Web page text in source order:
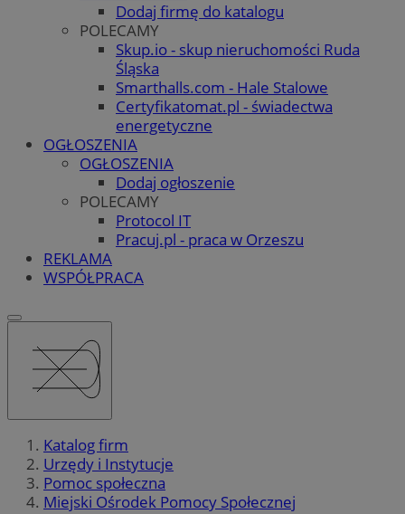
Dodaj firmę do katalogu
POLECAMY
Skup.io - skup nieruchomości Ruda
Śląska
Smarthalls.com - Hale Stalowe
Certyfikatomat.pl - świadectwa
energetyczne
OGŁOSZENIA
OGŁOSZENIA
Dodaj ogłoszenie
POLECAMY
Protocol IT
Pracuj.pl - praca w Orzeszu
REKLAMA
WSPÓŁPRACA
Katalog firm
Urzędy i Instytucje
Pomoc społeczna
Miejski Ośrodek Pomocy Społecznej